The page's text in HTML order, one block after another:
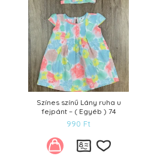
Színes színű Lány ruha u
fejpánt – ( Egyéb ) 74
990 Ft